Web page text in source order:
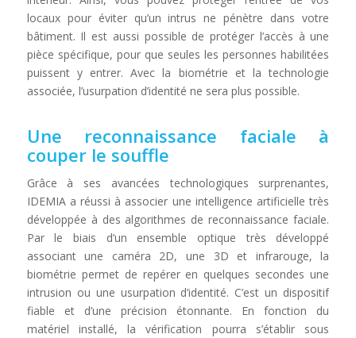
locaux pour éviter qu’un intrus ne pénètre dans votre
bâtiment. Il est aussi possible de protéger l’accès à une
pièce spécifique, pour que seules les personnes habilitées
puissent y entrer. Avec la biométrie et la technologie
associée, l’usurpation d’identité ne sera plus possible.
Une reconnaissance faciale à
couper le souffle
Grâce à ses avancées technologiques surprenantes,
IDEMIA a réussi à associer une intelligence artificielle très
développée à des algorithmes de reconnaissance faciale.
Par le biais d’un ensemble optique très développé
associant une caméra 2D, une 3D et infrarouge, la
biométrie permet de repérer en quelques secondes une
intrusion ou une usurpation d’identité. C’est un dispositif
fiable et d’une précision étonnante. En fonction du
matériel installé, la vérification pourra s’établir sous